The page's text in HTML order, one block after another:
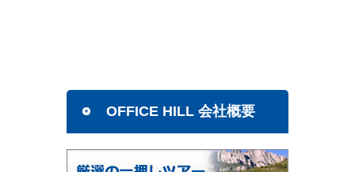
OFFICE HILL 会社概要